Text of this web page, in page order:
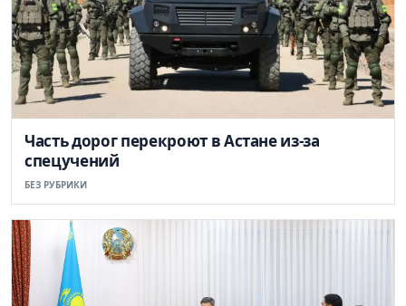
Часть дорог перекроют в Астане из-за
спецучений
БЕЗ РУБРИКИ